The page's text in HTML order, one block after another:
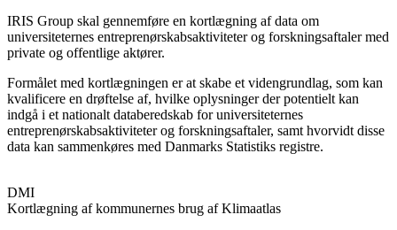
IRIS Group skal gennemføre en kortlægning af data om
universiteternes entreprenørskabsaktiviteter og forskningsaftaler med
private og offentlige aktører.
Formålet med kortlægningen er at skabe et videngrundlag, som kan
kvalificere en drøftelse af, hvilke oplysninger der potentielt kan
indgå i et nationalt databeredskab for universiteternes
entreprenørskabsaktiviteter og forskningsaftaler, samt hvorvidt disse
data kan sammenkøres med Danmarks Statistiks registre.
DMI
Kortlægning af kommunernes brug af Klimaatlas